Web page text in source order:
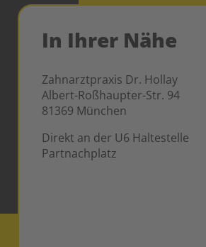
In Ihrer Nähe
Zahnarztpraxis Dr. Hollay
Albert-Roßhaupter-Str. 94
81369 München
Direkt an der U6 Haltestelle
Partnachplatz